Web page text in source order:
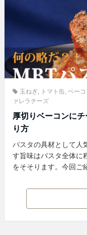
玉ねぎ, トマト缶, ベーコ
ァレラチーズ
厚切りベーコンに
り方
パスタの具材として人
す旨味はパスタ全体に
をそそります。今回ご